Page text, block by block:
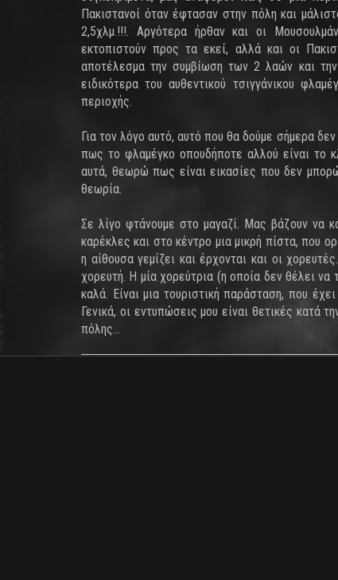
Πακιστανοί όταν έφτασαν στην πόλη και
2,5χλμ.!!!. Αργότερα ήρθαν και οι
εκτοπιστούν προς τα εκεί, αλλά και οι
αποτέλεσμα την συμβίωση των 2 λαών και
ειδικότερα του αυθεντικού τσιγγάνικου
περιοχής.
Για τον λόγο αυτό, αυτό που θα δούμε σήμερα
πως το φλαμέγκο οπουδήποτε αλλού είναι το
αυτά, θεωρώ πως είναι εικασίες που δεν
θεωρία.
Σε λίγο φτάνουμε στο μαγαζί. Μας βάζουν να
καρέκλες και στο κέντρο μια μικρή πίστα, που
η αίθουσα γεμίζει και έρχονται και οι
χορευτή. Η μία χορεύτρια (η οποία δεν θέλει
καλά. Είναι μια τουριστική παράσταση, που
Γενικά, οι εντυπώσεις μου είναι θετικές κατά
πόλης...